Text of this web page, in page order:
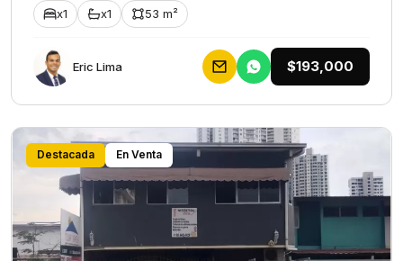
x1 x1 53 m²
Eric Lima $193,000
Destacada En Venta